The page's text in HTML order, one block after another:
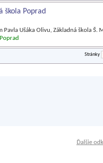
škola Poprad
Pavla Ušáka Olivu, Základná škola Š.
Stránky
Ďalšie